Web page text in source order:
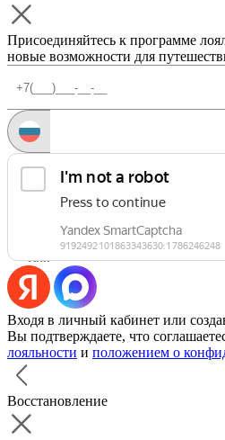
Присоединяйтесь к программе
новые возможности для
Запросить код
Уже есть аккаунт?Войти
Или
Входя в личный кабинет или
Вы подтверждаете, что
лояльности и положением о
Восстановление